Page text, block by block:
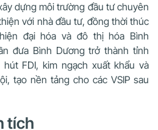
dựng môi trường đầu tư chuyên
với nhà đầu tư, đồng thời thúc
đại hóa và đô thị hóa Bình
đưa Bình Dương trở thành tỉnh
FDI, kim ngạch xuất khẩu và
tạo nền tảng cho các VSIP sau
tích